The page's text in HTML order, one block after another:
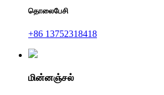
தொலைபேசி
+86 13752318418
மின்னஞ்சல்